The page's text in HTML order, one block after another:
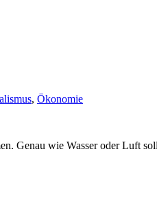
, Ökonomie
Genau wie Wasser oder Luft